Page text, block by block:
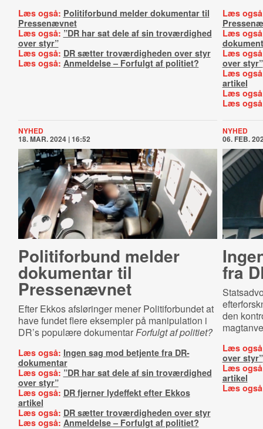
Læs også: Politiforbund melder dokumentar til
Pressenævnet
Læs også: ”DR har sat dele af sin troværdighed
over styr”
Læs også: DR sætter troværdigheden over styr
Læs også: Anmeldelse – Forfulgt af politiet?
Læs
Læs
Læs
over styr”
Læs
artikel
Læs
Læs
NYHED
18. MAR. 2024 | 16:52
Politiforbund melder
dokumentar til
Pressenævnet
Efter Ekkos afsløringer mener Politiforbundet at
have fundet flere eksempler på manipulation i
DR’s populære dokumentarForfulgt af politiet?
Læs også: Ingen sag mod betjente fra DR-
dokumentar
Læs også: ”DR har sat dele af sin troværdighed
over styr”
Læs også: DR fjerner lydeffekt efter Ekkos
artikel
Læs også: DR sætter troværdigheden over styr
Læs også: Anmeldelse – Forfulgt af politiet?
NYHED
06. FEB.
fra
den
Læs
over styr”
Læs
artikel
Læs